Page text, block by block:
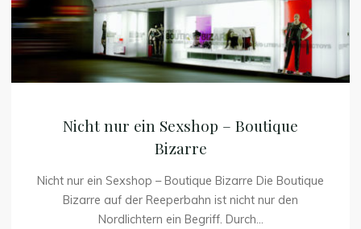
Bizarre
Nicht nur ein Sexshop – Boutique
Bizarre
Nicht nur ein Sexshop – Boutique Bizarre Die Boutique
Bizarre auf der Reeperbahn ist nicht nur den
Nordlichtern ein Begriff. Durch...